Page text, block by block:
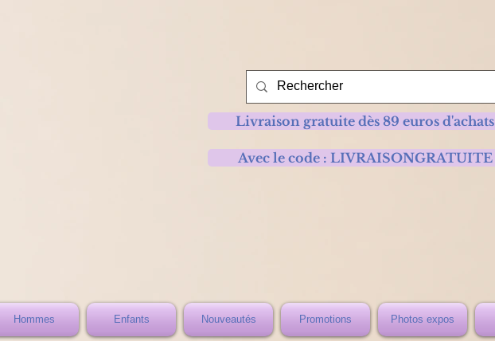
Livraison gratuite dès 89 euros d'achats
Avec le code : LIVRAISONGRATUITE
Hommes Enfants Nouveautés Promotions Photos expos